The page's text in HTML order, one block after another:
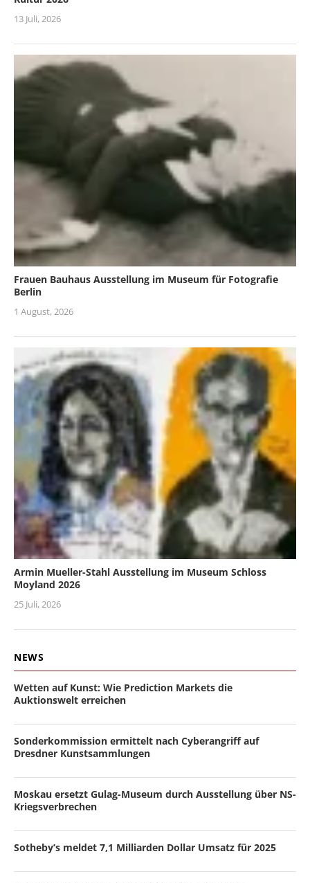
13 Juli, 2026
Frauen Bauhaus Ausstellung im Museum für Fotografie
Berlin
1 August, 2026
Armin Mueller-Stahl Ausstellung im Museum Schloss
Moyland 2026
25 Juli, 2026
NEWS
Wetten auf Kunst: Wie Prediction Markets die
Auktionswelt erreichen
Sonderkommission ermittelt nach Cyberangriff auf
Dresdner Kunstsammlungen
Moskau ersetzt Gulag-Museum durch Ausstellung über NS-
Kriegsverbrechen
Sotheby’s meldet 7,1 Milliarden Dollar Umsatz für 2025